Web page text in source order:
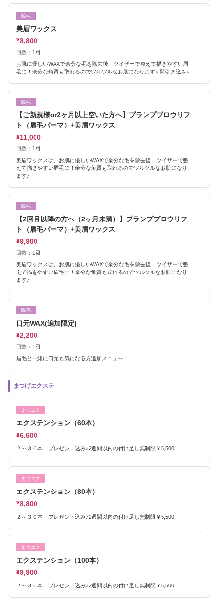
脱毛
美眉ワックス
¥8,800
回数： 1回
お肌に優しいWAXで余分な毛を除去後、ツイザーで整えて描きやすい眉
毛に！余分な角質も取れるのでツルツルなお肌になります♪ 間引き込み♪
脱毛
【ご新規様or2ヶ月以上空いた方へ】プランプブロウリフ
ト（眉毛パーマ）+美眉ワックス
¥11,000
回数： 1回
美眉ワックスは、お肌に優しいWAXで余分な毛を除去後、ツイザーで整
えて描きやすい眉毛に！余分な角質も取れるのでツルツルなお肌になり
ます♪
脱毛
【2回目以降の方へ（2ヶ月未満）】プランプブロウリフ
ト（眉毛パーマ）+美眉ワックス
¥9,900
回数： 1回
美眉ワックスは、お肌に優しいWAXで余分な毛を除去後、ツイザーで整
えて描きやすい眉毛に！余分な角質も取れるのでツルツルなお肌になり
ます♪
脱毛
口元WAX(追加限定)
¥2,200
回数： 1回
眉毛と一緒に口元も気になる方追加メニュー！
まつげエクステ
まつエク
エクステンション（60本）
¥6,600
２～３０本 プレゼント込み♪2週間以内の付け足し無制限￥5,500
まつエク
エクステンション（80本）
¥8,800
２～３０本 プレゼント込み♪2週間以内の付け足し無制限￥5,500
まつエク
エクステンション（100本）
¥9,900
２～３０本 プレゼント込み♪2週間以内の付け足し無制限￥5,500